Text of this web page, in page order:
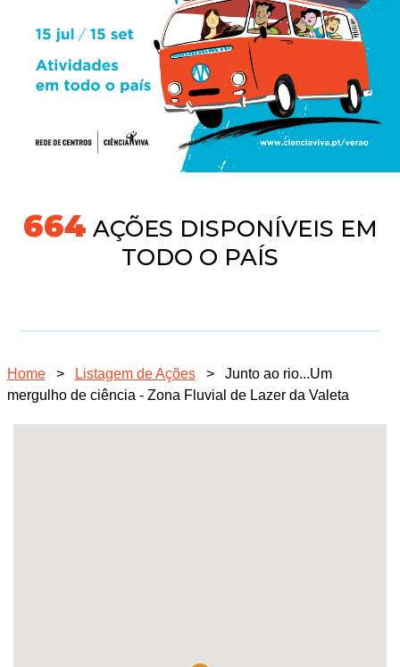
704 AÇÕES DISPONÍVEIS EM
TODO O PAÍS
Home > Listagem de Ações >
Junto ao rio...Um
mergulho de ciência - Zona Fluvial de Lazer da Valeta